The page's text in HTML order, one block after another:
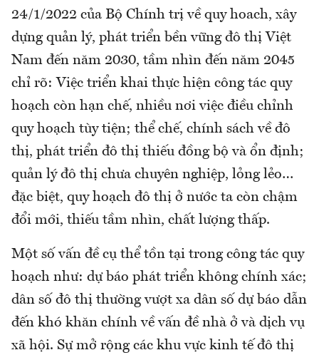
24/1/2022 của Bộ Chính trị về quy hoach, xây
dựng quản lý, phát triển bền vững đô thị Việt
Nam đến năm 2030, tầm nhìn đến năm 2045
chỉ rõ: Việc triển khai thực hiện công tác quy
hoạch còn hạn chế, nhiều nơi việc điều chỉnh
quy hoạch tùy tiện; thể chế, chính sách về đô
thị, phát triển đô thị thiếu đồng bộ và ổn định;
quản lý đô thị chưa chuyên nghiệp, lỏng lẻo…
đặc biệt, quy hoạch đô thị ở nước ta còn chậm
đổi mới, thiếu tầm nhìn, chất lượng thấp.
Một số vấn đề cụ thể tồn tại trong công tác quy
hoạch như: dự báo phát triển không chính xác;
dân số đô thị thường vượt xa dân số dự báo dẫn
đến khó khăn chính về vấn đề nhà ở và dịch vụ
xã hội. Sự mở rộng các khu vực kinh tế đô thị